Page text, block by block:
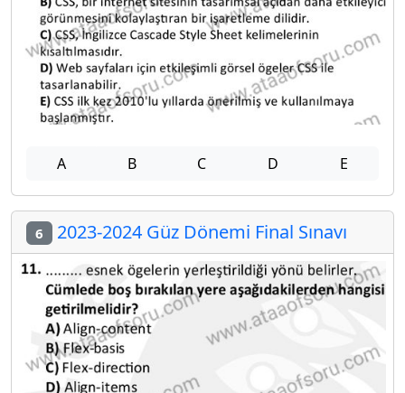
A B C D E
6 2023-2024 Güz Dönemi Final Sınavı